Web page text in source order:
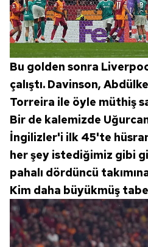
Bu golden sonra
çalıştı. Davinson,
Torreira ile öyle müthiş
Bir de kalemizde
İngilizler'i ilk 45'te
her şey istediğimiz gibi
pahalı dördüncü
Kim daha büyükmüş